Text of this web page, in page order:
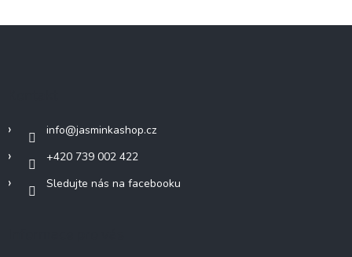
info@jasminkashop.cz
+420 739 002 422
Sledujte nás na facebooku